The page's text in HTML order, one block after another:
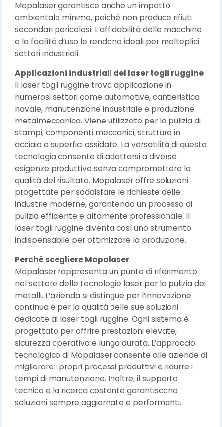
Mopalaser garantisce anche un impatto
ambientale minimo, poiché non produce rifiuti
secondari pericolosi. L’affidabilità delle macchine
e la facilità d’uso le rendono ideali per molteplici
settori industriali.
Applicazioni industriali del laser togli ruggine
Il laser togli ruggine trova applicazione in
numerosi settori come automotive, cantieristica
navale, manutenzione industriale e produzione
metalmeccanica. Viene utilizzato per la pulizia di
stampi, componenti meccanici, strutture in
acciaio e superfici ossidate. La versatilità di questa
tecnologia consente di adattarsi a diverse
esigenze produttive senza compromettere la
qualità del risultato. Mopalaser offre soluzioni
progettate per soddisfare le richieste delle
industrie moderne, garantendo un processo di
pulizia efficiente e altamente professionale. Il
laser togli ruggine diventa così uno strumento
indispensabile per ottimizzare la produzione.
Perché scegliere Mopalaser
Mopalaser rappresenta un punto di riferimento
nel settore delle tecnologie laser per la pulizia dei
metalli. L’azienda si distingue per l’innovazione
continua e per la qualità delle sue soluzioni
dedicate al laser togli ruggine. Ogni sistema è
progettato per offrire prestazioni elevate,
sicurezza operativa e lunga durata. L’approccio
tecnologico di Mopalaser consente alle aziende di
migliorare i propri processi produttivi e ridurre i
tempi di manutenzione. Inoltre, il supporto
tecnico e la ricerca costante garantiscono
soluzioni sempre aggiornate e performanti.